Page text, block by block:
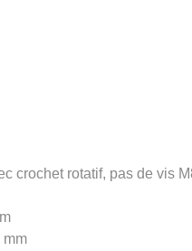
crochet rotatif, pas de vis
mm